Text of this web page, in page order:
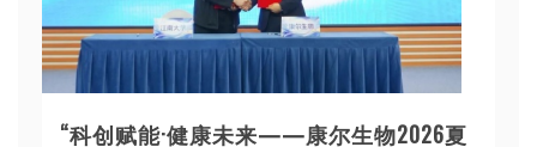
“科创赋能·健康未来——康尔生物2026夏